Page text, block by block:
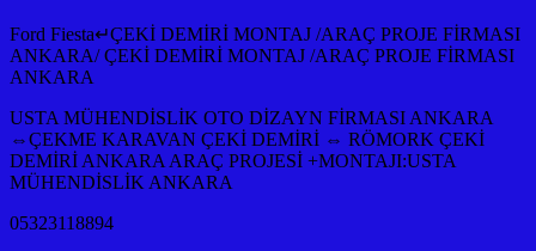
Ford Fiesta↵ÇEKİ DEMİRİ MONTAJ /ARAÇ PROJE FİRMASI
ANKARA/ ÇEKİ DEMİRİ MONTAJ /ARAÇ PROJE FİRMASI
ANKARA
USTA MÜHENDİSLİK OTO DİZAYN FİRMASI ANKARA
⇔ÇEKME KARAVAN ÇEKİ DEMİRİ ⇔ RÖMORK ÇEKİ
DEMİRİ ANKARA ARAÇ PROJESİ +MONTAJI:USTA
MÜHENDİSLİK ANKARA
05323118894